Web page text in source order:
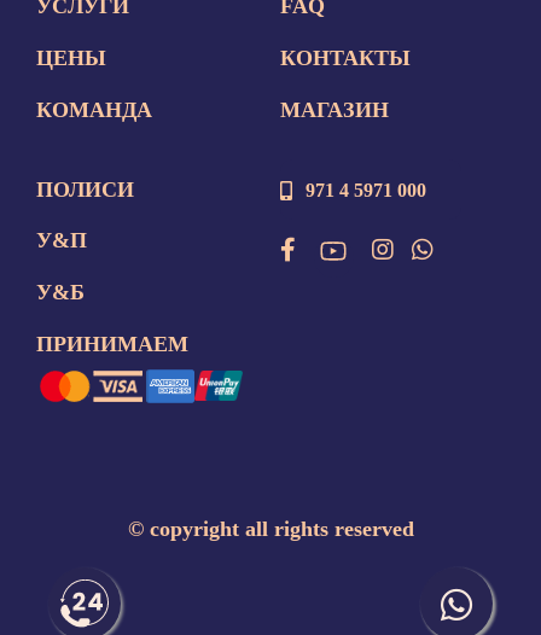
УСЛУГИ
ЦЕНЫ
КОМАНДА
FAQ
КОНТАКТЫ
МАГАЗИН
ПОЛИСИ
У&П
У&Б
ПРИНИМАЕМ
971 4 5971 000
© copyright all rights reserved